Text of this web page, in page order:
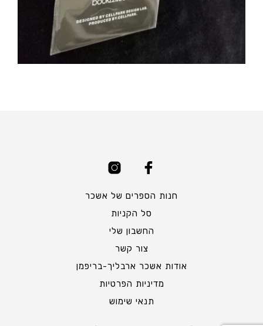
חנות הספרים של אשכר
סל הקניות
החשבון שלי
צור קשר
אודות אשכר ארבליך-בריפמן
מדיניות הפרטיות
תנאי שימוש